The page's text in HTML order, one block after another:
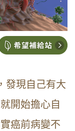
發現自己有大
開始擔心自
癌前病變不